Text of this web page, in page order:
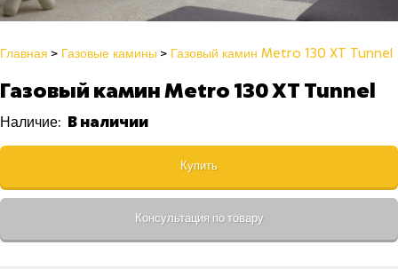
Главная Газовые камины Газовый камин Metro 130 XT Tunnel
Газовый камин Metro 130 XT Tunnel
Наличие: В наличии
Купить
Консультация по товару